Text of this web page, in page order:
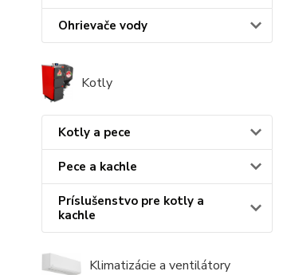
Ohrievače vody
Kotly
Kotly a pece
Pece a kachle
Príslušenstvo pre kotly a
kachle
Klimatizácie a ventilátory